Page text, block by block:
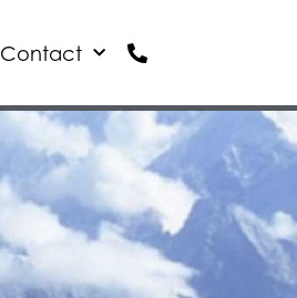
Contact